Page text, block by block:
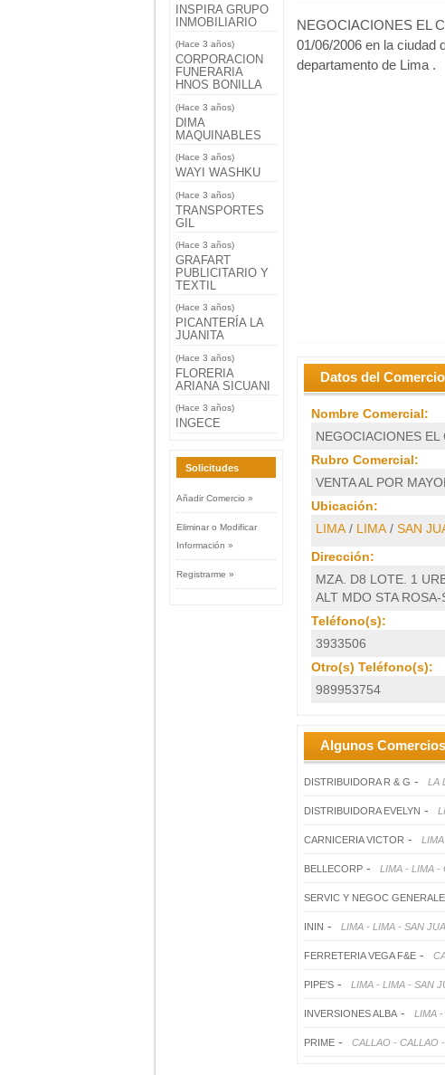
INSPIRA GRUPO
INMOBILIARIO
(Hace 3 años)
CORPORACION
FUNERARIA
HNOS BONILLA
(Hace 3 años)
DIMA
MAQUINABLES
(Hace 3 años)
WAYI WASHKU
(Hace 3 años)
TRANSPORTES
GIL
(Hace 3 años)
GRAFART
PUBLICITARIO Y
TEXTIL
(Hace 3 años)
PICANTERÍA LA
JUANITA
(Hace 3 años)
FLORERIA
ARIANA SICUANI
(Hace 3 años)
INGECE
Solicitudes
Añadir Comercio »
Eliminar o Modificar
Información »
Registrarme »
NEGOCIACIONES EL
01/06/2006 en la ciudad
departamento de Lima .
Datos del Comercio
Nombre Comercial:
NEGOCIACIONES EL
Rubro Comercial:
VENTA AL POR
Ubicación:
LIMA/ LIMA/ SAN
Dirección:
MZA. D8 LOTE. 1
ALT MDO STA ROSA-
Teléfono(s):
3933506
Otro(s) Teléfono(s):
989953754
Algunos
DISTRIBUIDORA R & G - LA
DISTRIBUIDORA EVELYN -
CARNICERIA VICTOR -
BELLECORP - LIMA - LIMA -
SERVIC Y NEGOC
ININ - LIMA - LIMA - SAN
FERRETERIA VEGA F&E -
PIPE'S - LIMA - LIMA - SAN
INVERSIONES ALBA - LIMA
PRIME - CALLAO - CALLAO